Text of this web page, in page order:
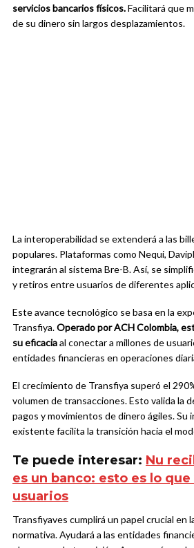
servicios bancarios físicos.Facilitará que
de su dinero sin largos desplazamientos.
La interoperabilidad se extenderá a las
populares. Plataformas como Nequi,
integrarán al sistema Bre-B. Así, se
y retiros entre usuarios de diferentes
Este avance tecnológico se basa en la
Transfiya.Operado por ACH Colombia,
su eficaciaal conectar a millones de
entidades financieras en operaciones
El crecimiento de Transfiya superó el
volumen de transacciones. Esto valida la
pagos y movimientos de dinero ágiles. Su
existente facilita la transición hacia el
Te puede interesar: Nu
es un banco: esto es lo
usuarios
Transfiyaves cumplirá un papel crucial en
normativa. Ayudará a las entidades